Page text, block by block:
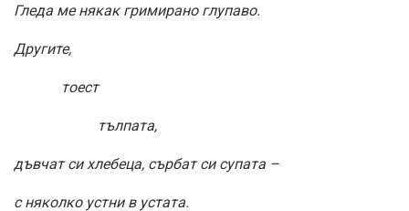
Гледа ме някак гримирано глупаво.
Другите,
тоест
тълпата,
дъвчат си хлебеца, сърбат си супата –
с няколко устни в устата.